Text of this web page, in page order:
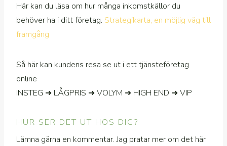
Här kan du läsa om hur många inkomstkällor du
behöver ha i ditt företag. Strategikarta, en möjlig väg till
framgång
Så här kan kundens resa se ut i ett tjänsteföretag
online
INSTEG ➜ LÅGPRIS ➜ VOLYM ➜ HIGH END ➜ VIP
HUR SER DET UT HOS DIG?
Lämna gärna en kommentar. Jag pratar mer om det här